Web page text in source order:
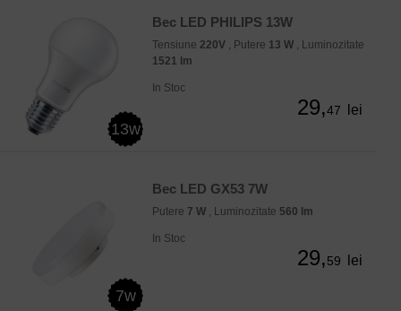
13w
Bec LED PHILIPS 13W
Tensiune 220V , Putere 13 W , Luminozitate
1521 lm
In Stoc
29,47 lei
7w
Bec LED GX53 7W
Putere 7 W , Luminozitate 560 lm
In Stoc
29,59 lei